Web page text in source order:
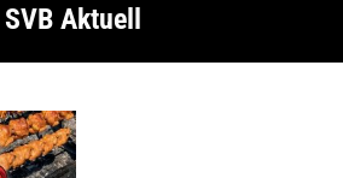
SVB Aktuell